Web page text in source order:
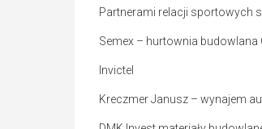
Partnerami relacji sportowych
Semex – hurtownia budowlana
Invictel
Kreczmer Janusz – wynajem